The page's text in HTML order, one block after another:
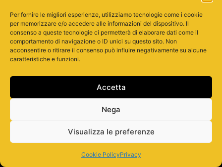
Per fornire le migliori esperienze, utilizziamo tecnologie come i cookie
per memorizzare e/o accedere alle informazioni del dispositivo. Il
consenso a queste tecnologie ci permetterà di elaborare dati come il
comportamento di navigazione o ID unici su questo sito. Non
acconsentire o ritirare il consenso può influire negativamente su alcune
caratteristiche e funzioni.
Accetta
Nega
Visualizza le preferenze
Cookie PolicyPrivacy